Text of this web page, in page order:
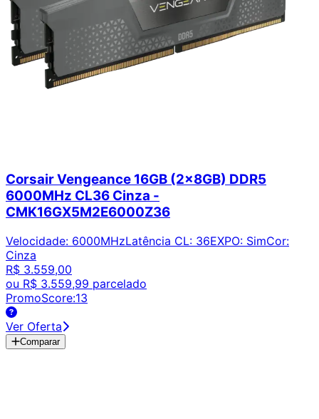
Corsair Vengeance 16GB (2x8GB) DDR5
6000MHz CL36 Cinza -
CMK16GX5M2E6000Z36
Velocidade: 6000MHzLatência CL: 36EXPO: SimCor:
Cinza
R$ 3.559,00
ou R$ 3.559,99 parcelado
PromoScore:13
Ver Oferta
Comparar